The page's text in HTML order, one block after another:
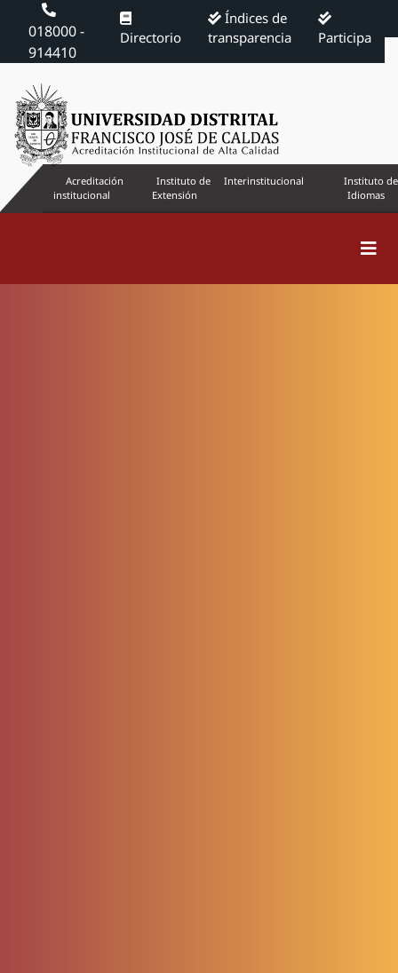
018000 -
914410
Directorio
Índices de
transparencia
Participa
Acreditación
institucional
Instituto de
Extensión
Interinstitucional
Instituto de
Idiomas